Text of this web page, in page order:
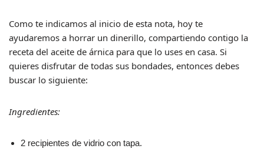
Como te indicamos al inicio de esta nota, hoy te
ayudaremos a horrar un dinerillo, compartiendo contigo la
receta del aceite de árnica para que lo uses en casa. Si
quieres disfrutar de todas sus bondades, entonces debes
buscar lo siguiente:
Ingredientes:
2 recipientes de vidrio con tapa.